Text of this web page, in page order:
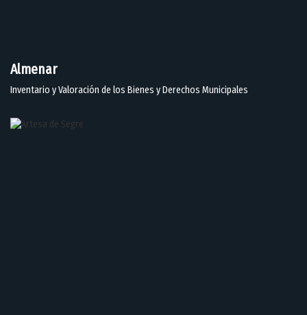
Almenar
Inventario y Valoración de los Bienes y Derechos Municipales